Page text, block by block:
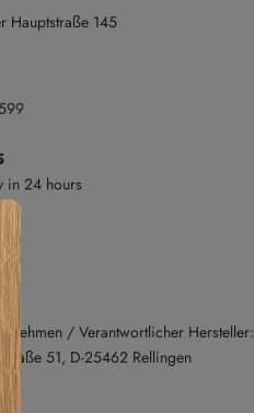
Hauptstraße 145
in 24 hours
/ Verantwortlicher Hersteller:
51, D-25462 Rellingen